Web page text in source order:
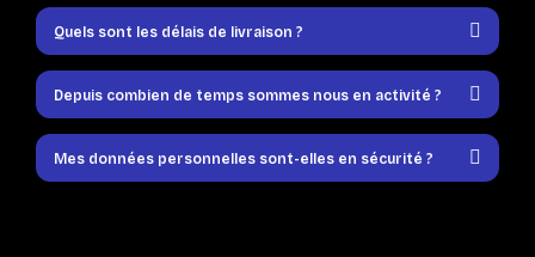
Quels sont les délais de livraison ?
Depuis combien de temps sommes nous en activité ?
Mes données personnelles sont-elles en sécurité ?